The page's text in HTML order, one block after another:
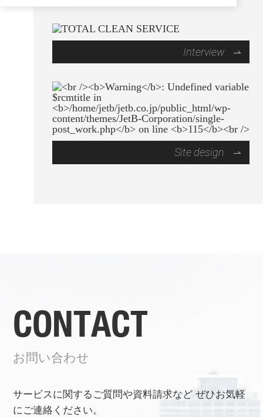
Interview
Site design
CONTACT
お問い合わせ
サービスに関するご質問や資料請求などぜひお気軽
にご連絡ください。